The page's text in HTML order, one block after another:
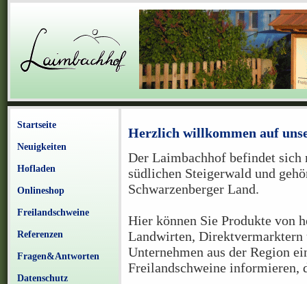
Startseite
Neuigkeiten
Hofladen
Onlineshop
Freilandschweine
Referenzen
Fragen&Antworten
Datenschutz
Herzlich willkommen auf
Der Laimbachhof befindet sich
südlichen Steigerwald und
Schwarzenberger Land.
Hier können Sie Produkte von
Landwirten, Direktvermarktern
Unternehmen aus der Region
Freilandschweine informieren,